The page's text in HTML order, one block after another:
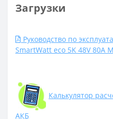
Загрузки
Руководство по
SmartWatt eco 5K 48V 80A
Калькулятор
АКБ